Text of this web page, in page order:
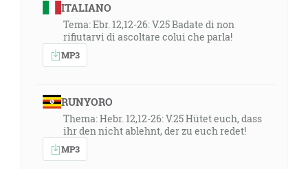
ITALIANO
Tema: Ebr. 12,12-26: V.25 Badate di non
rifiutarvi di ascoltare colui che parla!
MP3
RUNYORO
Thema: Hebr. 12,12-26: V.25 Hütet euch, dass
ihr den nicht ablehnt, der zu euch redet!
MP3